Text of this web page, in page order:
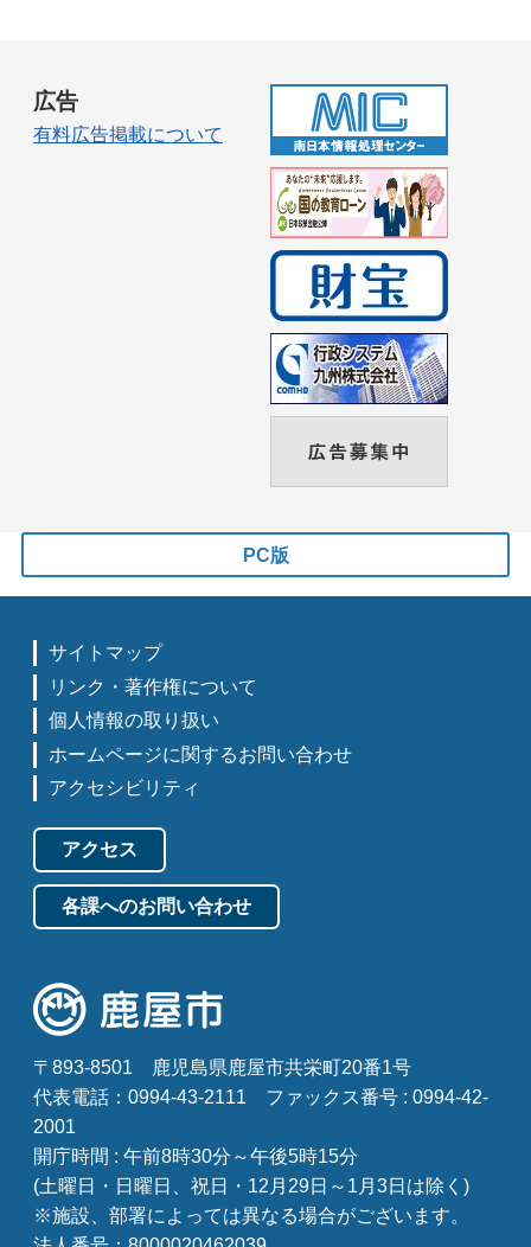
広告
有料広告掲載について
PC版
サイトマップ
リンク・著作権について
個人情報の取り扱い
ホームページに関するお問い合わせ
アクセシビリティ
アクセス
各課へのお問い合わせ
〒893-8501
鹿児島県鹿屋市共栄町20番1号
代表電話：0994-43-2111
ファックス番号 : 0994-42-
2001
開庁時間 : 午前8時30分～午後5時15分
(土曜日・日曜日、祝日・12月29日～1月3日は除く)
※施設、部署によっては異なる場合がございます。